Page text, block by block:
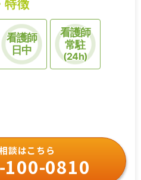
特徴
看護師
日中
看護師
常駐
(24h)
談はこちら
0810